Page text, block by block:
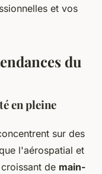
et vos
du
en pleine
sur des
l'aérospatial et
de main-